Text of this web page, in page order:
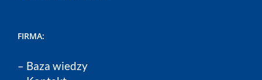
FIRMA:
– Baza wiedzy